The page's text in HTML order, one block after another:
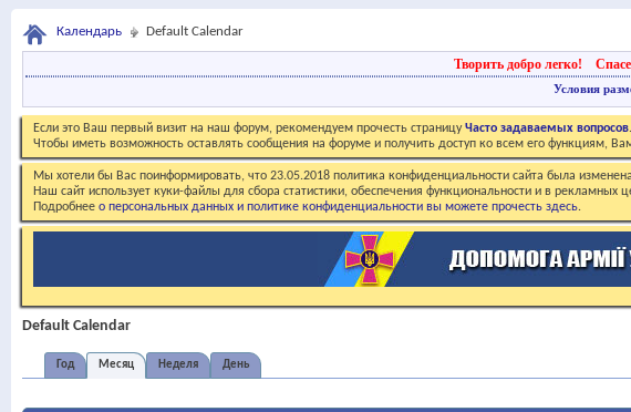
Календарь Default Calendar
Творить добро легко!
Условия
Если это Ваш первый визит на наш форум, рекомендуем прочесть страницуЧасто задаваемых вопросов.
Чтобы иметь возможность оставлять сообщения на форуме и получить доступ ко всем его функциям,
Мы хотели бы Вас поинформировать, что 23.05.2018 политика конфиденциальности сайта была
Наш сайт использует куки-файлы для сбора статистики, обеспечения функциональности и в
Подробнее о персональных данных и политике конфиденциальности вы можете прочесть здесь.
Default Calendar
Год
Месяц Неделя День